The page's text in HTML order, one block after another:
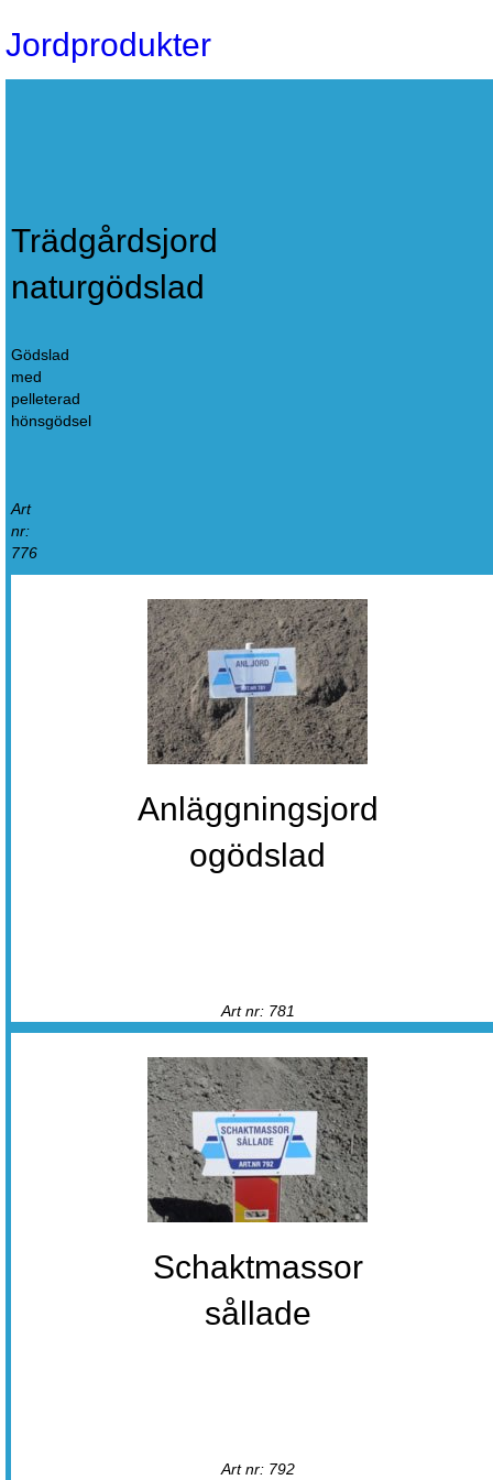
Jordprodukter
Trädgårdsjord
naturgödslad
Gödslad
med
pelleterad
hönsgödsel
Art
nr:
776
Anläggningsjord
ogödslad
Art nr: 781
Schaktmassor
sållade
Art nr: 792